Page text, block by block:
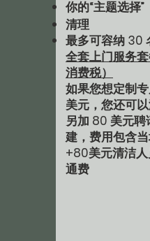
你的“主题选择”
清理
最多可容纳 30
全套上门服务
消费税）
如果您想定制
美元，您还可以
另加 80 美元
建，费用包含当
+80美元清洁
通费